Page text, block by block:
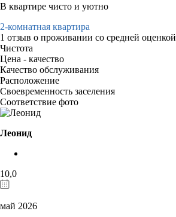
В квартире чисто и уютно
2-комнатная квартира
1 отзыв о проживании со средней оценкой
Чистота
Цена - качество
Качество обслуживания
Расположение
Своевременность заселения
Соответствие фото
Леонид
10,0
май 2026